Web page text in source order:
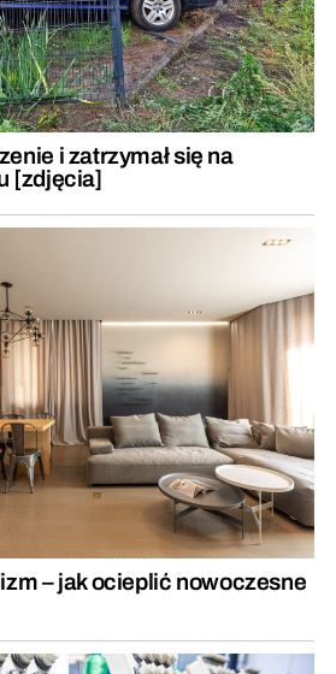
i zatrzymał się na
[zdjęcia]
– jak ocieplić nowoczesne